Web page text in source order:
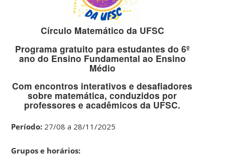
Círculo Matemático da UFSC
Programa gratuito para estudantes do 6º
ano do Ensino Fundamental ao Ensino
Médio
Com encontros interativos e desafiadores
sobre matemática, conduzidos por
professores e acadêmicos da UFSC.
Período: 27/08 a 28/11/2025
Grupos e horários: